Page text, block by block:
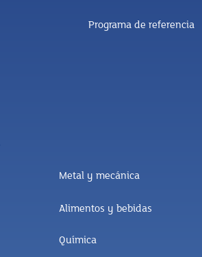
Programa de referencia
Metal y mecánica
Alimentos y bebidas
Química